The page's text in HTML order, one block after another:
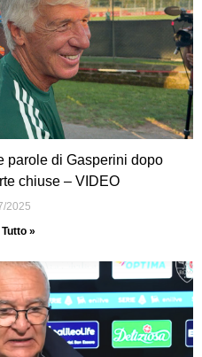
parole di Gasperini dopo
chiuse – VIDEO
2025
»